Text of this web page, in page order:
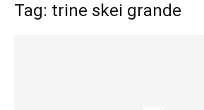
Tag: trine skei grande